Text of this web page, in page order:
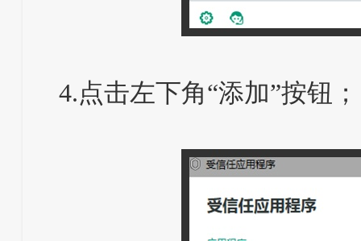
4.点击左下角“添加”按钮；